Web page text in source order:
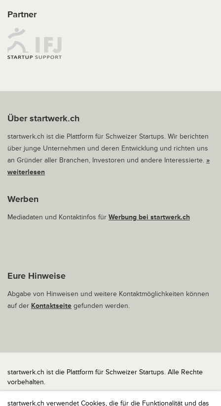
startwerk.ch verwendet Cookies, die für die Funktionalität und das
Partner
Über startwerk.ch
startwerk.ch ist die Plattform für Schweizer Startups. Wir berichten
über junge Unternehmen und deren Entwicklung und richten uns
an Gründer aller Branchen, Investoren und andere Interessierte. »
weiterlesen
Werben
Mediadaten und Kontaktinfos für Werbung bei startwerk.ch
Eure Hinweise
Abgabe von Hinweisen und weitere Kontaktmöglichkeiten können
auf der Kontaktseite gefunden werden.
startwerk.ch ist die Plattform für Schweizer Startups. Alle Rechte
vorbehalten.
Impressum